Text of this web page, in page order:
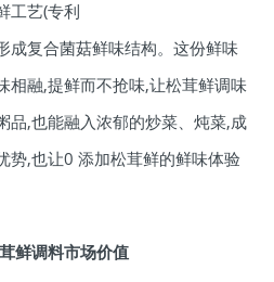
工艺(专利
复合菌菇鲜味结构。这份鲜味
相融,提鲜而不抢味,让松茸鲜调味
品,也能融入浓郁的炒菜、炖菜,成
势,也让0 添加松茸鲜的鲜味体验
鲜调料市场价值